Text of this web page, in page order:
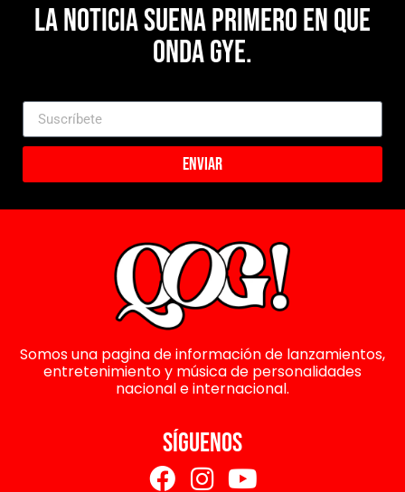
La noticia suena primero en Que
Onda Gye.
Enviar
Somos una pagina de información de lanzamientos,
entretenimiento y música de personalidades
nacional e internacional.
SÍGUENOS